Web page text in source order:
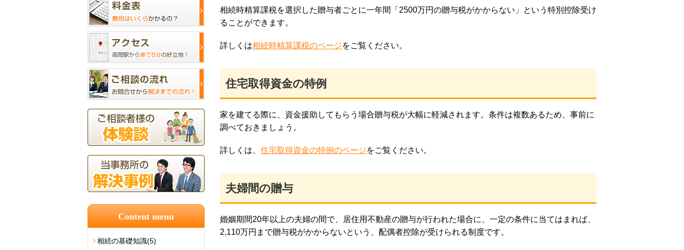
相続時精算課税を選択した贈与者ごとに一年間「2500万円の贈与税がかからない」という特別控除受け
ることができます。
詳しくは相続時精算課税のページをご覧ください。
住宅取得資金の特例
家を建てる際に、資金援助してもらう場合贈与税が大幅に軽減されます。条件は複数あるため、事前に
調べておきましょう。
詳しくは、 住宅取得資金の特例のページをご覧ください。
夫婦間の贈与
婚姻期間20年以上の夫婦の間で、居住用不動産の贈与が行われた場合に、一定の条件に当てはまれば、
2,110万円まで贈与税がかからないという、配偶者控除が受けられる制度です。
Content menu
相続の基礎知識(5)